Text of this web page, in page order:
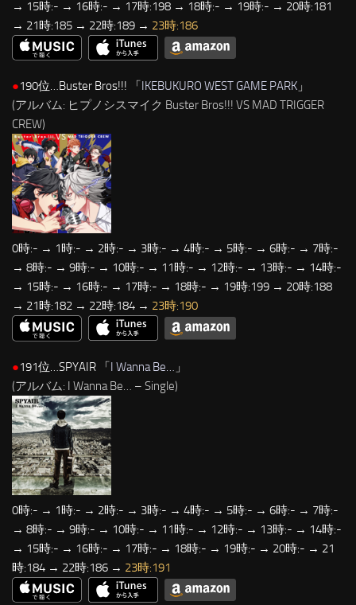
→ 15時:- → 16時:- → 17時:198 → 18時:- → 19時:- → 20時:181
→ 21時:185 → 22時:189 → 23時:186
●190位…Buster Bros!!! 「 IKEBUKURO WEST GAME PARK 」
(アルバム: ヒプノシスマイク Buster Bros!!! VS MAD TRIGGER
CREW)
0時:- → 1時:- → 2時:- → 3時:- → 4時:- → 5時:- → 6時:- → 7時:-
→ 8時:- → 9時:- → 10時:- → 11時:- → 12時:- → 13時:- → 14時:-
→ 15時:- → 16時:- → 17時:- → 18時:- → 19時:199 → 20時:188
→ 21時:182 → 22時:184 → 23時:190
●191位…SPYAIR 「I Wanna Be…
」
(アルバム: I Wanna Be… – Single)
0時:- → 1時:- → 2時:- → 3時:- → 4時:- → 5時:- → 6時:- → 7時:-
→ 8時:- → 9時:- → 10時:- → 11時:- → 12時:- → 13時:- → 14時:-
→ 15時:- → 16時:- → 17時:- → 18時:- → 19時:- → 20時:- → 21
時:184 → 22時:186 → 23時:191